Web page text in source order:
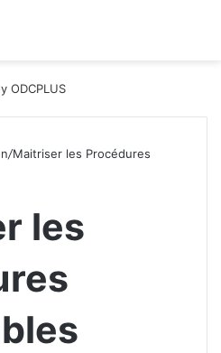
/Maitriser les Procédures
les